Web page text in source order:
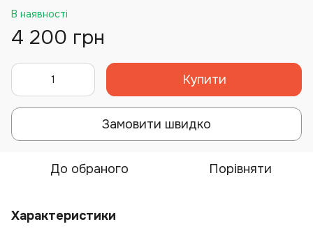
В наявності
4 200 грн
Купити
Замовити швидко
До обраного Порівняти
Характеристики